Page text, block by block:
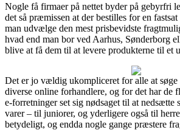
Nogle få firmaer på nettet byder på gebyrfri
det så præmissen at der bestilles for en
man udvælge den mest prisbevidste
hvad end man bor ved Aarhus, Sønderborg
blive at få dem til at levere produkterne til et
Det er jo vældig ukompliceret for alle at søge
diverse online forhandlere, og for det har de
e-forretninger set sig nødsaget til at nedsætte
varer – til juniorer, og yderligere også til
betydeligt, og endda nogle gange præstere